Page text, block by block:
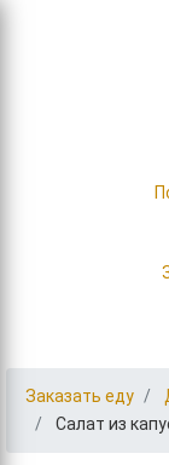
Заказать еду
Салат из